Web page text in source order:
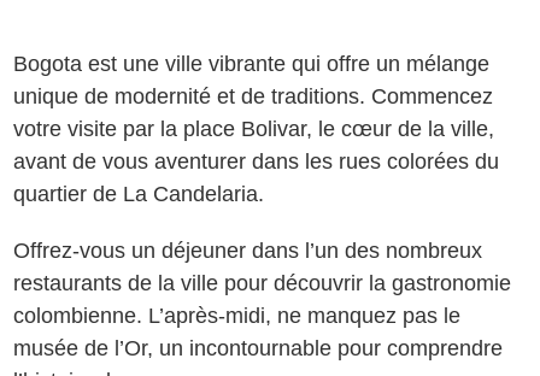
Bogota est une ville vibrante qui offre un mélange
unique de modernité et de traditions. Commencez
votre visite par la place Bolivar, le cœur de la ville,
avant de vous aventurer dans les rues colorées du
quartier de La Candelaria.
Offrez-vous un déjeuner dans l’un des nombreux
restaurants de la ville pour découvrir la gastronomie
colombienne. L’après-midi, ne manquez pas le
musée de l’Or, un incontournable pour comprendre